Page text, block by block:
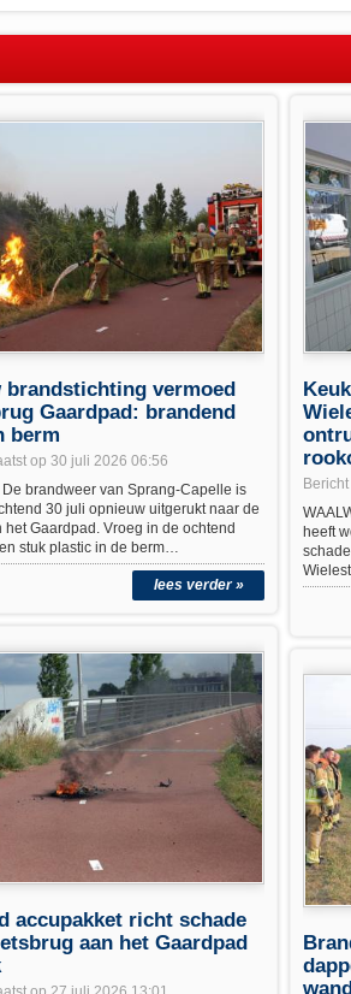
brandstichting vermoed
Gaardpad: brandend
berm
op 30 juli 2026 06:56
De brandweer van Sprang-Capelle is
30 juli opnieuw uitgerukt naar de
het Gaardpad. Vroeg in de ochtend
stuk plastic in de berm…
lees verder »
heeft
accupakket richt schade
aan het Gaardpad